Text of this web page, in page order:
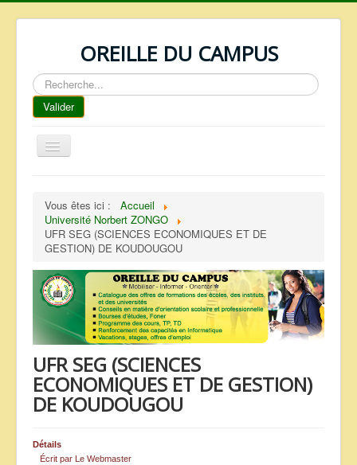
OREILLE DU CAMPUS
Rechercher
Valider
Basculer
la
REPERTOIRE
QUI SOMMES NOUS ?
NOS SERVICES
FAQ
CONTACTS
TELECHARGEMENTS
ANNONCES
Vous êtes ici :
Accueil
Université Norbert ZONGO
UFR SEG (SCIENCES ECONOMIQUES ET DE
GESTION) DE KOUDOUGOU
UFR SEG (SCIENCES
ECONOMIQUES ET DE GESTION)
DE KOUDOUGOU
Détails
Écrit par Le Webmaster